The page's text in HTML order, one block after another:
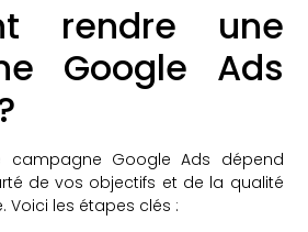
rendre une
Google Ads
campagne Google Ads dépend
de vos objectifs et de la qualité
les étapes clés :